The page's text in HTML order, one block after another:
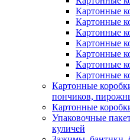
Картонные
Картонные
Картонные
Картонные
Картонные
Картонные
Картонные
Картонные
пончиков,
Картонные
Упаковочные
куличей